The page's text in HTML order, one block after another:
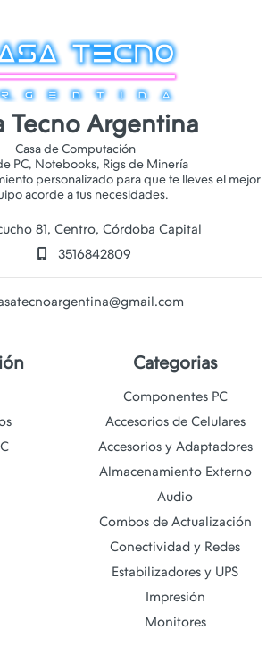
Tecno Argentina
Casa de Computación
PC, Notebooks, Rigs de Minería
personalizado para que te lleves el mejor
81, Centro, Córdoba Capital
3516842809
Categorias
Componentes PC
Accesorios de Celulares
Accesorios y Adaptadores
Almacenamiento Externo
Audio
Combos de Actualización
Conectividad y Redes
Estabilizadores y UPS
Impresión
Monitores